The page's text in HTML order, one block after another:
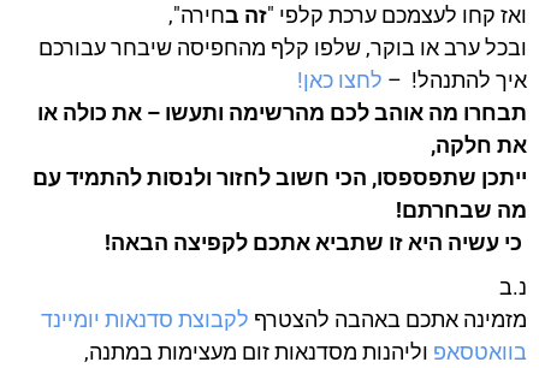
ואז קחו לעצמכם ערכת קלפי "זה בחירה",
ובכל ערב או בוקר, שלפו קלף מהחפיסה שיבחר עבורכם
איך להתנהל! – לחצו כאן!
תבחרו מה אוהב לכם מהרשימה ותעשו – את כולה או
את חלקה,
ייתכן שתפספסו, הכי חשוב לחזור ולנסות להתמיד עם
מה שבחרתם!
כי עשיה היא זו שתביא אתכם לקפיצה הבאה!
נ.ב
מזמינה אתכם באהבה להצטרף לקבוצת סדנאות יומיינד
בוואטסאפ וליהנות מסדנאות זום מעצימות במתנה,